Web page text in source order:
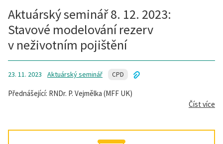
Aktuárský seminář 8. 12. 2023:
Stavové modelování rezerv
v neživotním pojištění
23. 11. 2023 Aktuárský seminář CPD
Přednášející: RNDr. P. Vejmělka (MFF UK)
Číst více